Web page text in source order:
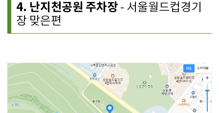
4. 난지천공원 주차장 - 서울월드컵경기
장 맞은편